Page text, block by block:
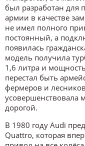
был разработан для
армии в качестве
не имел полного
постоянный, а
появилась
модель получила
1,6 литра и
перестал быть
фермеров и
усовершенствовала
дорогой.
В 1980 году Audi
Quattro, которая